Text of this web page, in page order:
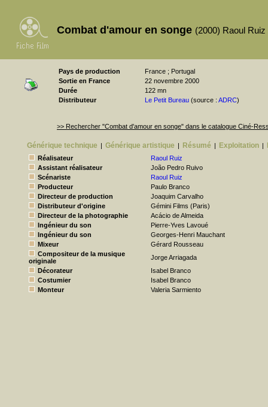
Combat d'amour en songe (2000) Raoul Ruiz
Pays de production
France ; Portugal
Sortie en France
22 novembre 2000
Durée
122 mn
Distributeur
Le Petit Bureau (source : ADRC)
>> Rechercher "Combat d'amour en songe" dans le catalogue Ciné-
Générique technique | Générique artistique | Résumé | Exploitation |
Réalisateur
Raoul Ruiz
Assistant réalisateur
João Pedro Ruivo
Scénariste
Raoul Ruiz
Producteur
Paulo Branco
Directeur de production
Joaquim Carvalho
Distributeur d'origine
Gémini Films (Paris)
Directeur de la photographie
Acácio de Almeida
Ingénieur du son
Pierre-Yves Lavoué
Ingénieur du son
Georges-Henri Mauchant
Mixeur
Gérard Rousseau
Compositeur de la musique
originale
Jorge Arriagada
Décorateur
Isabel Branco
Costumier
Isabel Branco
Monteur
Valeria Sarmiento